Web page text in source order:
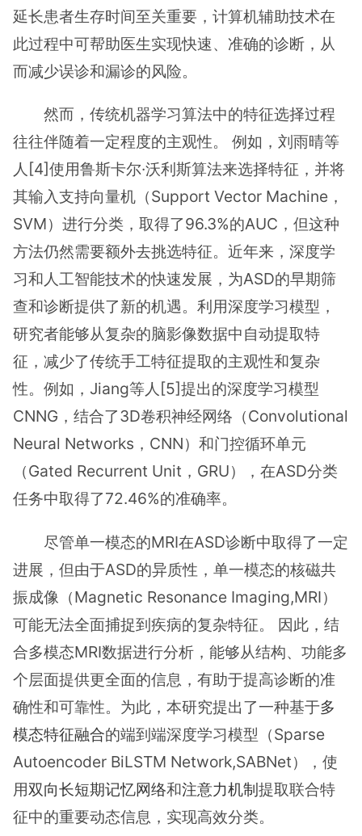
延长患者生存时间至关重要，计算机辅助技术在
此过程中可帮助医生实现快速、准确的诊断，从
而减少误诊和漏诊的风险。
然而，传统机器学习算法中的特征选择过程
往往伴随着一定程度的主观性。 例如，刘雨晴等
人[4]使用鲁斯卡尔·沃利斯算法来选择特征，并将
其输入支持向量机（Support Vector Machine，
SVM）进行分类，取得了96.3%的AUC，但这种
方法仍然需要额外去挑选特征。近年来，深度学
习和人工智能技术的快速发展，为ASD的早期筛
查和诊断提供了新的机遇。利用深度学习模型，
研究者能够从复杂的脑影像数据中自动提取特
征，减少了传统手工特征提取的主观性和复杂
性。例如，Jiang等人[5]提出的深度学习模型
CNNG，结合了3D卷积神经网络（Convolutional
Neural Networks，CNN）和门控循环单元
（Gated Recurrent Unit，GRU），在ASD分类
任务中取得了72.46%的准确率。
尽管单一模态的MRI在ASD诊断中取得了一定
进展，但由于ASD的异质性，单一模态的核磁共
振成像（Magnetic Resonance Imaging,MRI）
可能无法全面捕捉到疾病的复杂特征。 因此，结
合多模态MRI数据进行分析，能够从结构、功能多
个层面提供更全面的信息，有助于提高诊断的准
确性和可靠性。为此，本研究提出了一种基于多
模态特征融合的端到端深度学习模型（Sparse
Autoencoder BiLSTM Network,SABNet），使
用双向长短期记忆网络和注意力机制提取联合特
征中的重要动态信息，实现高效分类。